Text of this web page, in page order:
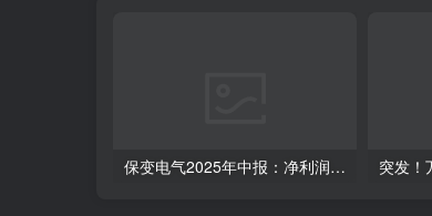
保变电气2025年中报：净利润同比飙升230.76%，控股股东变更落定